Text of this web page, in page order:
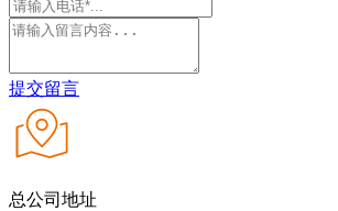
提交留言
总公司地址